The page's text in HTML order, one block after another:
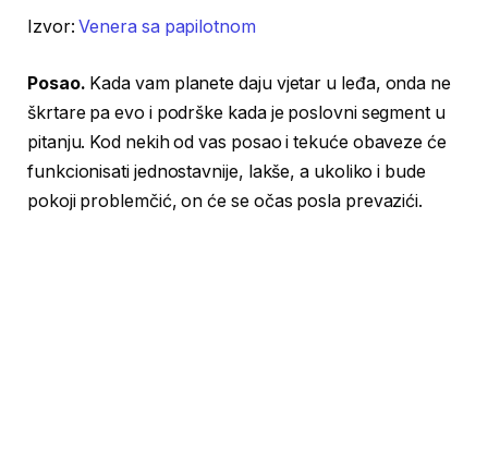
Izvor:Venera sa papilotnom
Posao. Kada vam planete daju vjetar u leđa, onda ne
škrtare pa evo i podrške kada je poslovni segment u
pitanju. Kod nekih od vas posao i tekuće obaveze će
funkcionisati jednostavnije, lakše, a ukoliko i bude
pokoji problemčić, on će se očas posla prevazići.